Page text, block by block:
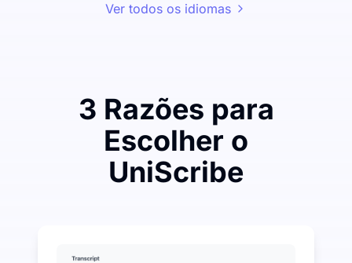
Ver todos os idiomas
3 Razões para
Escolher o
UniScribe
UniScribe oferece 120 minutos de transcrição